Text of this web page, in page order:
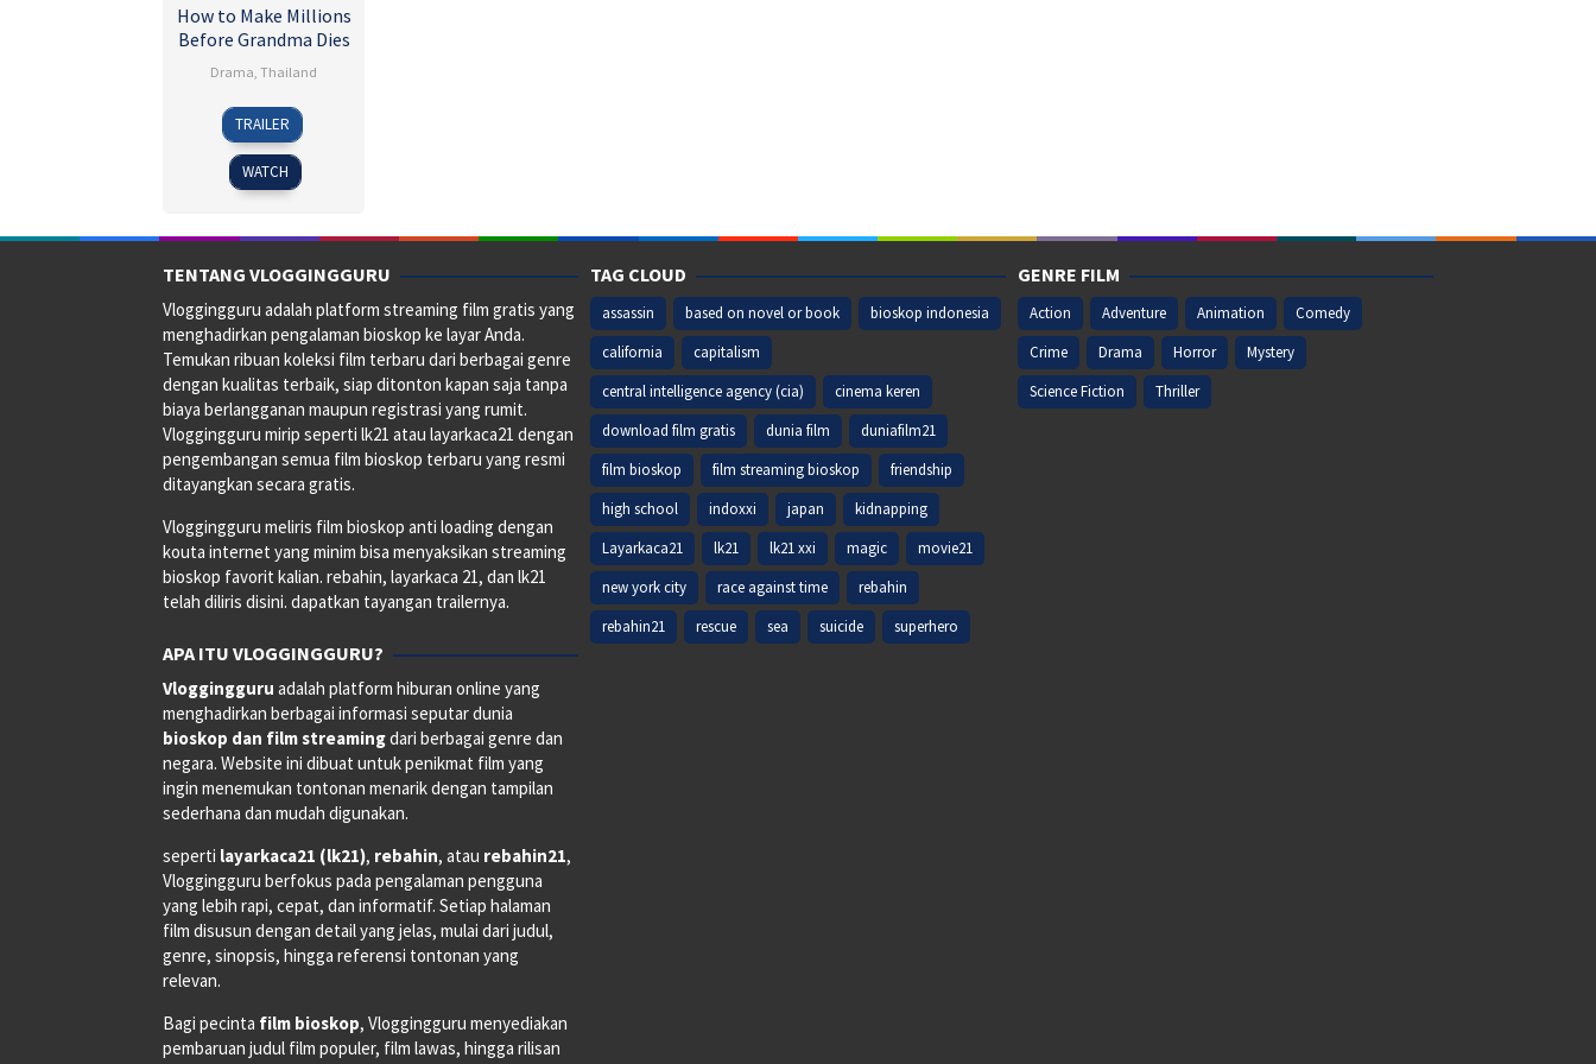
How to Make Millions
Before Grandma Dies
Drama, Thailand
4
Apr
2024
Pat
Boonnitipat
TRAILER
WATCH
TENTANG VLOGGINGGURU
Vloggingguru adalah platform streaming film gratis yang
menghadirkan pengalaman bioskop ke layar Anda.
Temukan ribuan koleksi film terbaru dari berbagai genre
dengan kualitas terbaik, siap ditonton kapan saja tanpa
biaya berlangganan maupun registrasi yang rumit.
Vloggingguru mirip seperti lk21 atau layarkaca21 dengan
pengembangan semua film bioskop terbaru yang resmi
ditayangkan secara gratis.
Vloggingguru meliris film bioskop anti loading dengan
kouta internet yang minim bisa menyaksikan streaming
bioskop favorit kalian. rebahin, layarkaca 21, dan lk21
telah diliris disini. dapatkan tayangan trailernya.
APA ITU VLOGGINGGURU?
Vloggingguru adalah platform hiburan online yang
menghadirkan berbagai informasi seputar dunia
bioskop dan film streamingdari berbagai genre dan
negara. Website ini dibuat untuk penikmat film yang
ingin menemukan tontonan menarik dengan tampilan
sederhana dan mudah digunakan.
seperti layarkaca21 (lk21), rebahin, atau rebahin21,
Vloggingguru berfokus pada pengalaman pengguna
yang lebih rapi, cepat, dan informatif. Setiap halaman
film disusun dengan detail yang jelas, mulai dari judul,
genre, sinopsis, hingga referensi tontonan yang
relevan.
Bagi pecinta film bioskop, Vloggingguru menyediakan
pembaruan judul film populer, film lawas, hingga rilisan
TAG CLOUD
assassin based on novel or book
bioskop indonesia
california
capitalism
central intelligence agency (cia)
cinema keren
download film gratis
dunia film
duniafilm21
film bioskop
film streaming bioskop
friendship
high school
indoxxi japan
kidnapping
Layarkaca21
lk21 lk21 xxi magic
movie21
new york city
race against time
rebahin
rebahin21
rescue sea suicide superhero
GENRE FILM
Action Adventure Animation
Comedy
Crime
Drama Horror
Mystery
Science Fiction
Thriller